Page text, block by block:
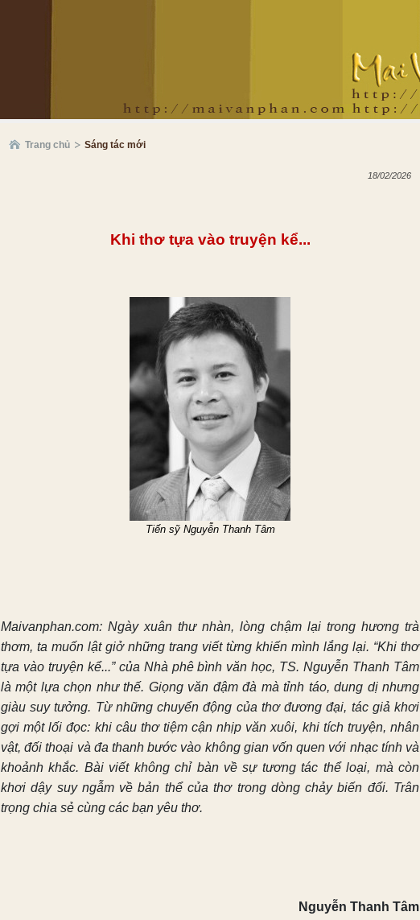
Trang chủ Sáng tác mới
18/02/2026
Khi thơ tựa vào truyện kể...
Tiến sỹ Nguyễn Thanh Tâm
Maivanphan.com: Ngày xuân thư nhàn, lòng chậm lại trong hương trà
thơm, ta muốn lật giở những trang viết từng khiến mình lắng lại. “Khi thơ
tựa vào truyện kể...” của Nhà phê bình văn học, TS. Nguyễn Thanh Tâm
là một lựa chọn như thế. Giọng văn đậm đà mà tỉnh táo, dung dị nhưng
giàu suy tưởng. Từ những chuyển động của thơ đương đại, tác giả khơi
gợi một lối đọc: khi câu thơ tiệm cận nhịp văn xuôi, khi tích truyện, nhân
vật, đối thoại và đa thanh bước vào không gian vốn quen với nhạc tính và
khoảnh khắc. Bài viết không chỉ bàn về sự tương tác thể loại, mà còn
khơi dậy suy ngẫm về bản thể của thơ trong dòng chảy biến đổi. Trân
trọng chia sẻ cùng các bạn yêu thơ.
Nguyễn Thanh Tâm